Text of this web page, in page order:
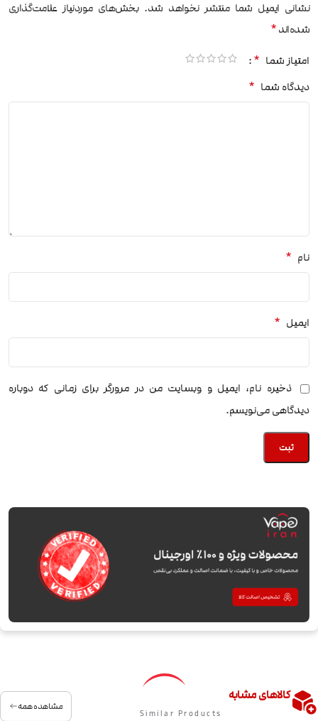
نشانی ایمیل شما منتشر نخواهد شد. بخش‌های موردنیاز علامت‌گذاری
شده‌اند*
امتیاز شما *
دیدگاه شما *
نام *
ایمیل *
ذخیره نام، ایمیل و وبسایت من در مرورگر برای زمانی که دوباره
دیدگاهی می‌نویسم.
کالاهای مشابه
Similar Products
مشاهده همه